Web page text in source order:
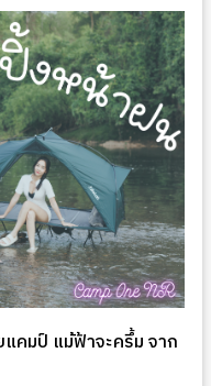
คมป์ แม้ฟ้าจะครึ้ม จาก